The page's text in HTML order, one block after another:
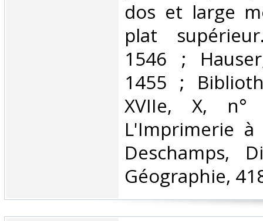
dos et large
plat
1546 ;
1455 ;
XVIIe, X,
L'Imprimerie
Deschamps,
Géographie,